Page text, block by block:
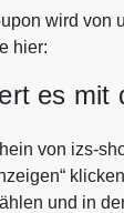
wird von
hier:
es mit
von izs-
und in